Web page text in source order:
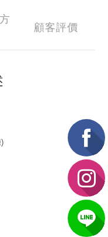
顧客評價